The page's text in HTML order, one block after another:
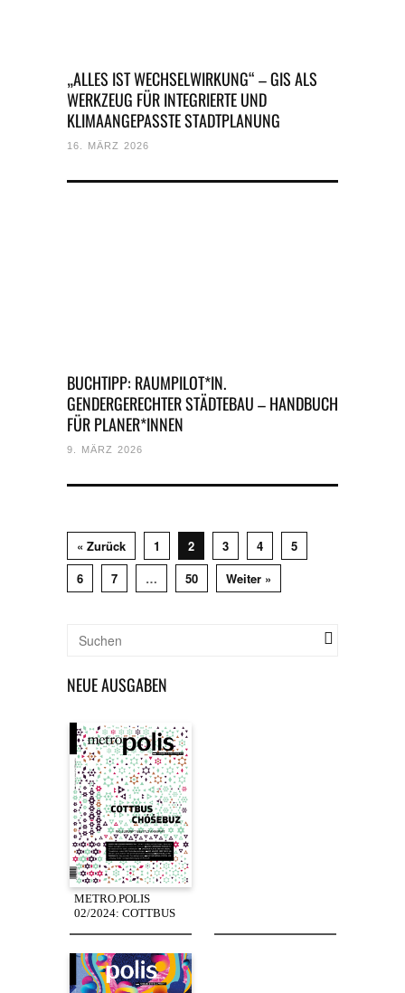
„ALLES IST WECHSELWIRKUNG“ – GIS ALS
WERKZEUG FÜR INTEGRIERTE UND
KLIMAANGEPASSTE STADTPLANUNG
16. MÄRZ 2026
BUCHTIPP: RAUMPILOT*IN.
GENDERGERECHTER STÄDTEBAU – HANDBUCH
FÜR PLANER*INNEN
9. MÄRZ 2026
« Zurück 1 2 3 4
5
6
7 … 50 Weiter »
NEUE AUSGABEN
METRO.POLIS
02/2024: COTTBUS